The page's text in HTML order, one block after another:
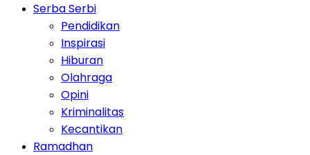
Serba Serbi
Pendidikan
Inspirasi
Hiburan
Olahraga
Opini
Kriminalitas
Kecantikan
Ramadhan